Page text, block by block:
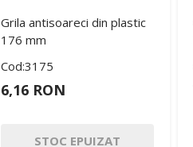
Grila antisoareci din plastic
176 mm
Cod:3175
6,16 RON
STOC EPUIZAT